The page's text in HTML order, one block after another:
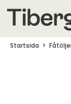
Startsida